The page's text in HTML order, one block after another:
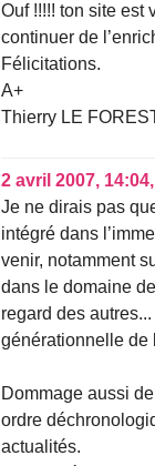
Ouf !!!!! ton site est
continuer de
Félicitations.
A+
Thierry LE
2 avril 2007, 14:04,
Je ne dirais pas
intégré dans
venir, notamment
dans le domaine
regard des
générationnelle de
Dommage aussi
ordre
actualités.